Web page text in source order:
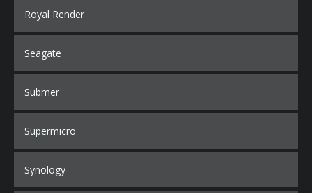
Royal Render
Seagate
Submer
Supermicro
Synology